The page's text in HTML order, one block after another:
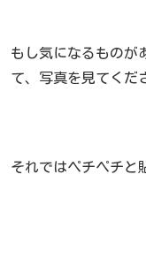
もし気になるものが
て、写真を見てくだ
それではペチペチと